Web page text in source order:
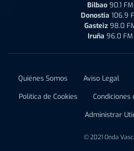
Bilbao 90.1 FM
Donostia 106.9
Gasteiz 98.0
Iruña 96.0 FM
Quiénes Somos Aviso Legal
Política de Cookies
Administrar
© 2021 Onda